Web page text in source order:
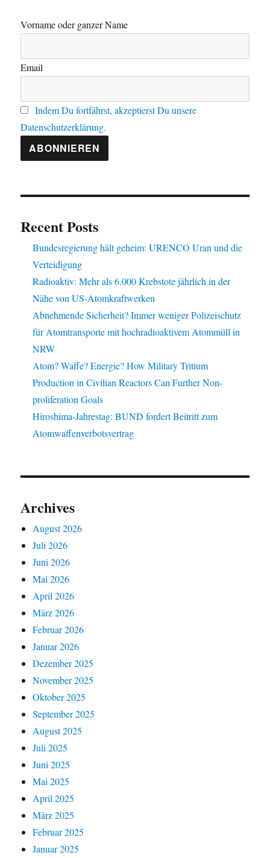
Vorname oder ganzer Name
Email
Indem Du fortfährst, akzeptierst Du unsere
Datenschutzerklärung.
Recent Posts
Bundesregierung hält geheim: URENCO Uran und die
Verteidigung
Radioaktiv: Mehr als 6.000 Krebstote jährlich in der
Nähe von US-Atomkraftwerken
Abnehmende Sicherheit? Immer weniger Polizeischutz
für Atomtransporte mit hochradioaktivem Atommüll in
NRW
Atom? Waffe? Energie? How Military Tritium
Production in Civilian Reactors Can Further Non-
proliferation Goals
Hiroshima-Jahrestag: BUND fordert Beitritt zum
Atomwaffenverbotsvertrag
Archives
August 2026
Juli 2026
Juni 2026
Mai 2026
April 2026
März 2026
Februar 2026
Januar 2026
Dezember 2025
November 2025
Oktober 2025
September 2025
August 2025
Juli 2025
Juni 2025
Mai 2025
April 2025
März 2025
Februar 2025
Januar 2025